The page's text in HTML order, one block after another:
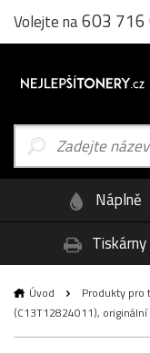
Volejte na603 716
Náplně
Tiskárny
Úvod Produkty pro
(C13T12824011),